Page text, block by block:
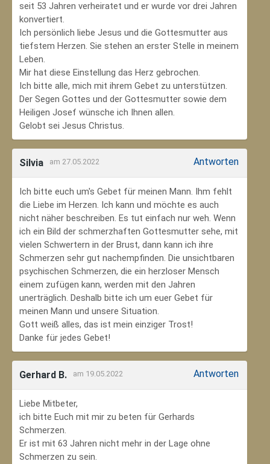
seit 53 Jahren verheiratet und er wurde vor drei Jahren
konvertiert.
Ich persönlich liebe Jesus und die Gottesmutter aus
tiefstem Herzen. Sie stehen an erster Stelle in meinem
Leben.
Mir hat diese Einstellung das Herz gebrochen.
Ich bitte alle, mich mit ihrem Gebet zu unterstützen.
Der Segen Gottes und der Gottesmutter sowie dem
Heiligen Josef wünsche ich Ihnen allen.
Gelobt sei Jesus Christus.
Silvia am 27.05.2022 Antworten
Ich bitte euch um's Gebet für meinen Mann. Ihm fehlt
die Liebe im Herzen. Ich kann und möchte es auch
nicht näher beschreiben. Es tut einfach nur weh. Wenn
ich ein Bild der schmerzhaften Gottesmutter sehe, mit
vielen Schwertern in der Brust, dann kann ich ihre
Schmerzen sehr gut nachempfinden. Die unsichtbaren
psychischen Schmerzen, die ein herzloser Mensch
einem zufügen kann, werden mit den Jahren
unerträglich. Deshalb bitte ich um euer Gebet für
meinen Mann und unsere Situation.
Gott weiß alles, das ist mein einziger Trost!
Danke für jedes Gebet!
Gerhard B. am 19.05.2022 Antworten
Liebe Mitbeter,
ich bitte Euch mit mir zu beten für Gerhards
Schmerzen.
Er ist mit 63 Jahren nicht mehr in der Lage ohne
Schmerzen zu sein.